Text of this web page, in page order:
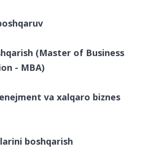
(Master of Business
- MBA)
va xalqaro biznes
boshqarish